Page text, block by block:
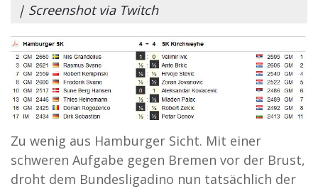
| Screenshot via Twitch
Zu wenig aus Hamburger Sicht. Mit einer
schweren Aufgabe gegen Bremen vor der Brust,
droht dem Bundesligadino nun tatsächlich der